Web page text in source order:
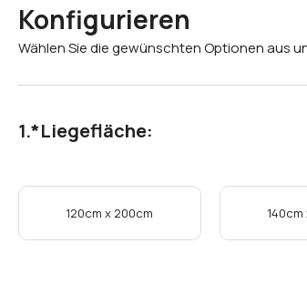
Konfigurieren
Wählen Sie die gewünschten Optionen aus
*Liegefläche:
120cm x 200cm